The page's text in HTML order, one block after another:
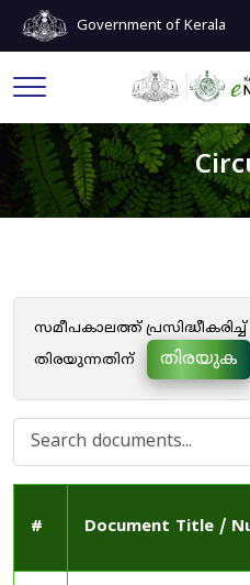
Government of Kerala
സമീപകാലത്ത് പ്രസിദ്ധീകരിച്ച്
തിരയുന്നതിന്
തിരയുക
# Document Title /